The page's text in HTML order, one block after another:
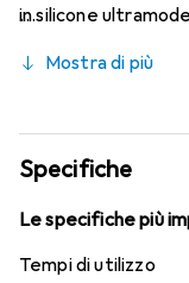
in silicone
HydraGlyde
indossabilità che
tutto il giorno con le
Mostra di più
Specifiche
Le specifiche più
Tempi di utilizzo